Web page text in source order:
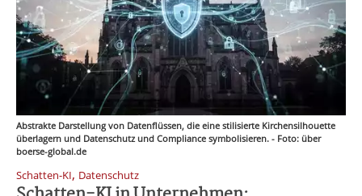
Abstrakte Darstellung von Datenflüssen, die eine stilisierte Kirchensilhouette
überlagern und Datenschutz und Compliance symbolisieren. - Foto: über
boerse-global.de
Schatten-KI, Datenschutz